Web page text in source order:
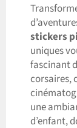
stickers
uniques
fascinant
corsaires,
une
d’enfant,